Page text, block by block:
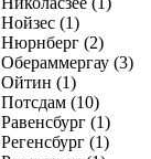
Нойзес (1)
Нюрнберг (2)
Обераммергау (3)
Ойтин (1)
Потсдам (10)
Равенсбург (1)
Регенсбург (1)